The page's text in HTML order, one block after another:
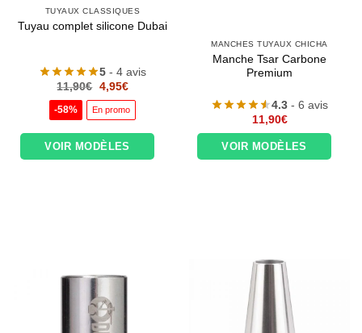
TUYAUX CLASSIQUES
Tuyau complet silicone Dubai
5 - 4 avis
11,90€ Le
initial
était :
4,95€Le
actuel
est :
-58% En promo
VOIR MODÈLES
MANCHES TUYAUX CHICHA
Manche Tsar Carbone
Premium
4.3 - 6 avis
11,90€
VOIR MODÈLES